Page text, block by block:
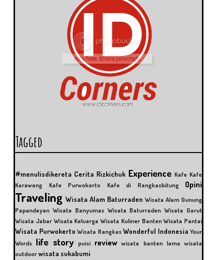
Tagged
#menulisdikereta Cerita Rizkichuk Experience Kafe Kafe
Karawang
Kafe Purwokerto Kafe di Rangkasbitung Opini
Traveling Wisata Alam Baturraden Wisata Alam Gunung
Papandayan Wisata Banyumas Wisata Baturraden Wisata Garut
Wisata Jabar Wisata Keluarga Wisata Kuliner Banten Wisata Pantai
Wisata Purwokerto Wisata Rangkas Wonderful Indonesia Your
Words life story puisi review wisata banten lama wisata
outdoorwisata sukabumi